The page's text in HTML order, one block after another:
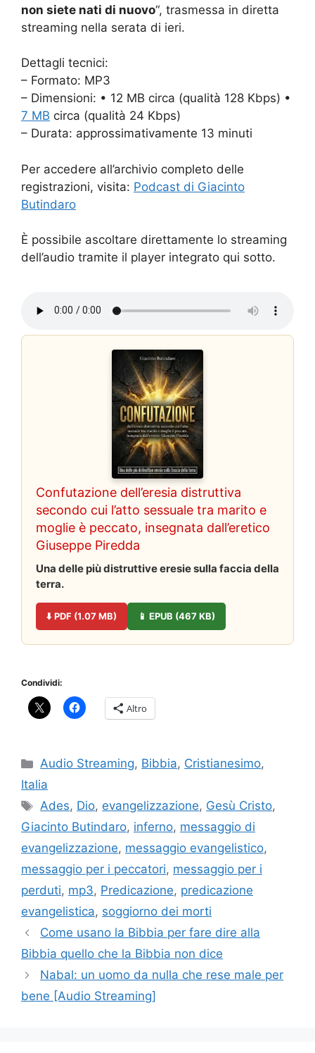
non siete nati di nuovo“, trasmessa in diretta
streaming nella serata di ieri.
Dettagli tecnici:
– Formato: MP3
– Dimensioni: • 12 MB circa (qualità 128 Kbps) •
7 MB circa (qualità 24 Kbps)
– Durata: approssimativamente 13 minuti
Per accedere all’archivio completo delle
registrazioni, visita: Podcast di Giacinto
Butindaro
È possibile ascoltare direttamente lo streaming
dell’audio tramite il player integrato qui sotto.
Confutazione dell’eresia distruttiva
secondo cui l’atto sessuale tra marito e
moglie è peccato, insegnata dall’eretico
Giuseppe Piredda
Una delle più distruttive eresie sulla faccia della
terra.
⬇️ PDF (1.07 MB) 📱 EPUB (467 KB)
Condividi:
Altro
Categorie
Audio Streaming, Bibbia, Cristianesimo,
Italia
Tag
Ades, Dio, evangelizzazione, Gesù Cristo,
Giacinto Butindaro, inferno, messaggio di
evangelizzazione, messaggio evangelistico,
messaggio per i peccatori, messaggio per i
perduti, mp3, Predicazione, predicazione
evangelistica, soggiorno dei morti
Come usano la Bibbia per fare dire alla
Bibbia quello che la Bibbia non dice
Nabal: un uomo da nulla che rese male per
bene [Audio Streaming]